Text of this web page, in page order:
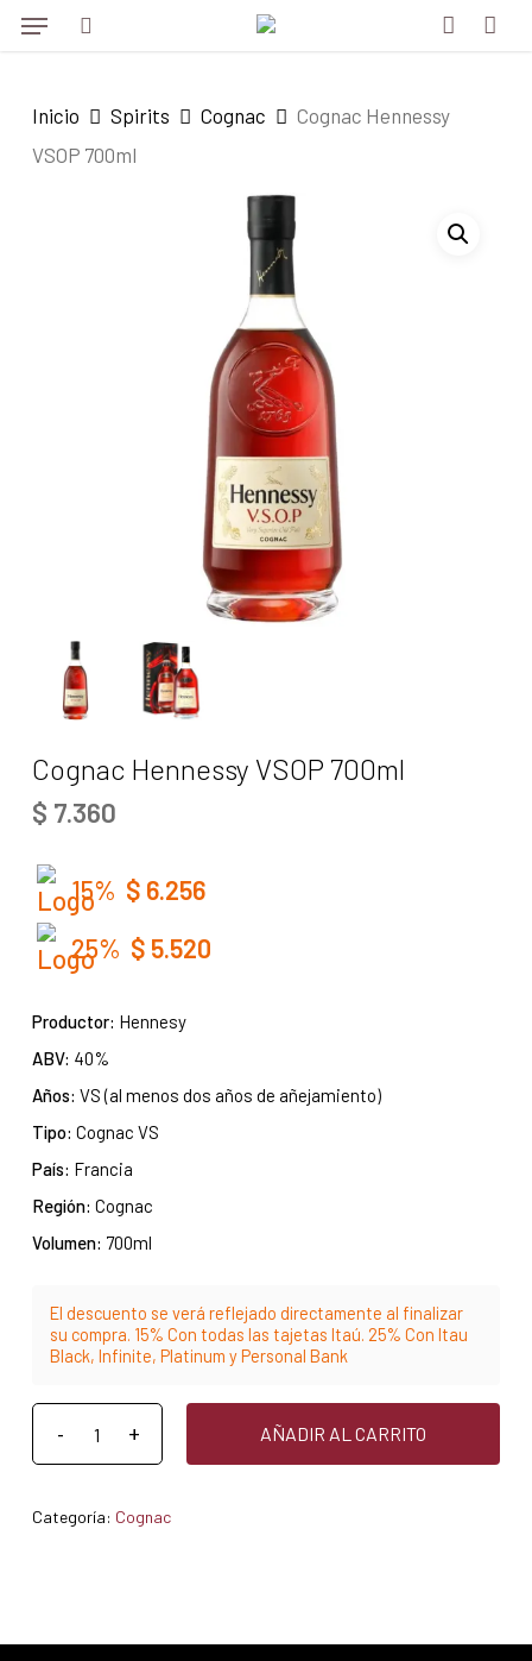
Skip
content
Menu
Inicio Spirits Cognac
Cognac Hennessy
VSOP 700ml
Cognac Hennessy VSOP 700ml
$ 7.360
15% $ 6.256
25% $ 5.520
Productor: Hennesy
ABV: 40%
Años: VS (al menos dos años de añejamiento)
Tipo: Cognac VS
País: Francia
Región: Cognac
Volumen: 700ml
El descuento se verá reflejado directamente al finalizar
su compra. 15% Con todas las tajetas Itaú. 25% Con Itau
Black, Infinite, Platinum y Personal Bank
AÑADIR AL CARRITO
Categoría: Cognac